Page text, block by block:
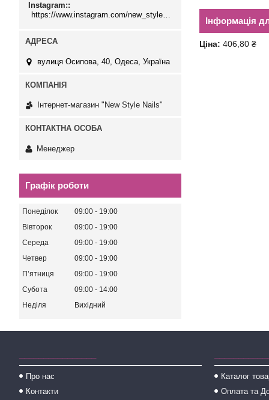
Інформація
Ціна: 406,80 ₴
Instagram:
https://www.instagram.com/new_stylenails_/
вулиця Осипова, 40, Одеса, Україна
Інтернет-магазин "New Style Nails"
Менеджер
Графік роботи
Понеділок 09:00
19:00
Вівторок
09:00
19:00
Середа
09:00
19:00
Четвер
09:00
19:00
Пʼятниця
09:00
19:00
Субота
09:00
14:00
Неділя
Вихідний
Про нас
Контакти
Каталог
Оплата та